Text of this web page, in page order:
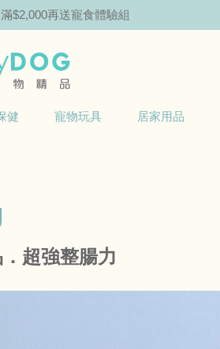
$2,000再送寵食體驗組
指定商品85折抵用券
健 寵物玩具 居家用品
超強整腸力